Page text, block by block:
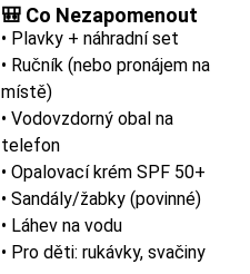
🎒 Co Nezapomenout
• Plavky + náhradní set
• Ručník (nebo pronájem na
místě)
• Vodovzdorný obal na
telefon
• Opalovací krém SPF 50+
• Sandály/žabky (povinné)
• Láhev na vodu
• Pro děti: rukávky, svačiny